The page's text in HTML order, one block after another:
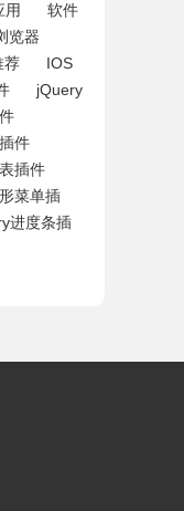
用
软件
览器
荐
IOS
jQuery
件
插件
菜单插
进度条插